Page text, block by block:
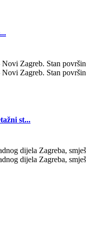
Zagreb. Stan
Zagreb. Stan
st...
dijela Zagreba,
dijela Zagreba,